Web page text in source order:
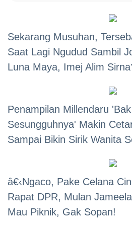
Sekarang Musuhan,
Saat Lagi Ngudud Sambil
Luna Maya, Imej Alim
Penampilan Millendaru
Sesungguhnya' Makin
Sampai Bikin Sirik Wanita
â€‹Ngaco, Pake Celana
Rapat DPR, Mulan
Mau Piknik, Gak Sopan!